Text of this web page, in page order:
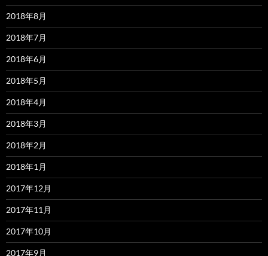
2018年8月
2018年7月
2018年6月
2018年5月
2018年4月
2018年3月
2018年2月
2018年1月
2017年12月
2017年11月
2017年10月
2017年9月